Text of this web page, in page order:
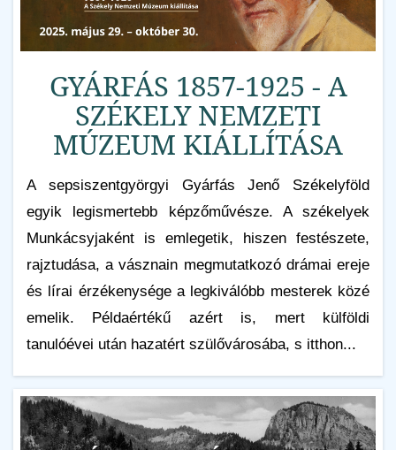
GYÁRFÁS 1857-1925 - A
SZÉKELY NEMZETI
MÚZEUM KIÁLLÍTÁSA
A sepsiszentgyörgyi Gyárfás Jenő Székelyföld
egyik legismertebb képzőművésze. A székelyek
Munkácsyjaként is emlegetik, hiszen festészete,
rajztudása, a vásznain megmutatkozó drámai ereje
és lírai érzékenysége a legkiválóbb mesterek közé
emelik. Példaértékű azért is, mert külföldi
tanulóévei után hazatért szülővárosába, s itthon...